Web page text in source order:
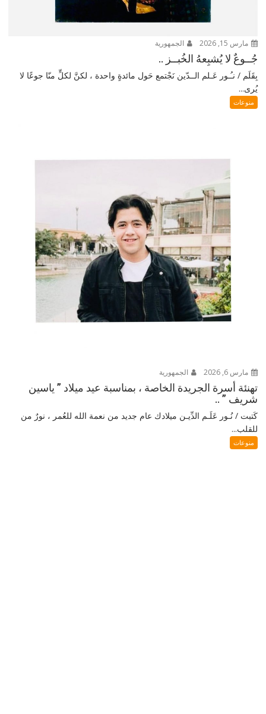
مارس 15, 2026 الجمهورية
جُــوعٌ لا يُشبِعهُ الخُبــز ..
بِقَلَم / نـُـور عَـلم الــدّين نَجْتمع حَول مائدةٍ واحدة ، لكنَّ لكلٍّ منّا جوعًا لا
يُرى...
منوعات
مارس 6, 2026 الجمهورية
تهنئة أسرة الجريدة الخاصة ، بمناسبة عيد ميلاد ” ياسين
شريف ” ..
كَتبت / نُـور عَلَـم الدِّيـن ميلادك عام جديد من نعمة الله للعُمر ، نورٌ من
للقلب...
منوعات